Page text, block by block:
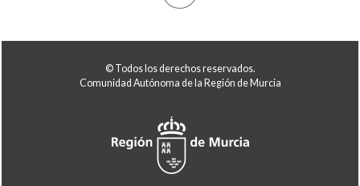
© Todos los derechos reservados.
Comunidad Autónoma de la Región de Murcia